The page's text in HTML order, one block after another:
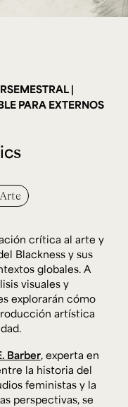
1297 del 30
10 años:
2025.
PARA EXTERNOS
crítica al arte y
Blacknessy sus
globales. A
visuales y
explorarán cómo
artística
Barber, experta en
la historia del
feministas y la
perspectivas, se